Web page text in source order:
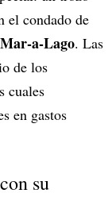
el condado de
Mar-a-Lago. Las
de los
cuales
en gastos
su